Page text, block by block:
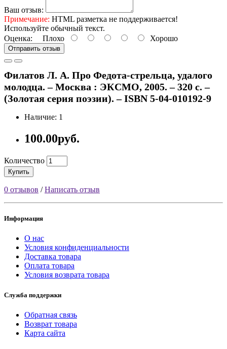
Ваш отзыв:
Примечание: HTML разметка не поддерживается!
Используйте обычный текст.
Оценка: Плохо Хорошо
Отправить отзыв
Филатов Л. А. Про Федота-стрельца, удалого
молодца. – Москва : ЭКСМО, 2005. – 320 с. –
(Золотая серия поэзии). – ISBN 5-04-010192-9
Наличие: 1
100.00руб.
Количество
Купить
0 отзывов /Написать отзыв
Информация
О нас
Условия конфиденциальности
Доставка товара
Оплата товара
Условия возврата товара
Служба поддержки
Обратная связь
Возврат товара
Карта сайта